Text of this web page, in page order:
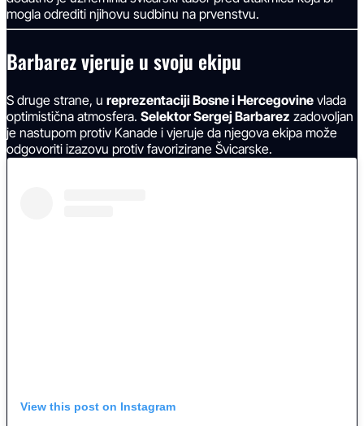
mogla odrediti njihovu sudbinu na prvenstvu.
Barbarez vjeruje u svoju ekipu
S druge strane, u reprezentaciji Bosne i Hercegovine vlada
optimistična atmosfera. Selektor Sergej Barbarez zadovoljan
je nastupom protiv Kanade i vjeruje da njegova ekipa može
odgovoriti izazovu protiv favorizirane Švicarske.
View this post on Instagram